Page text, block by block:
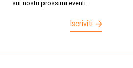
sui nostri prossimi eventi.
Iscriviti